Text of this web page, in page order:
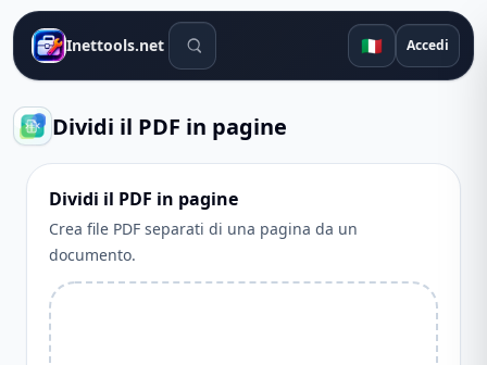
Inettools.net Strumenti di ricerca 🇮🇹 Accedi
Dividi il PDF in pagine
Dividi il PDF in pagine
Crea file PDF separati di una pagina da un
documento.